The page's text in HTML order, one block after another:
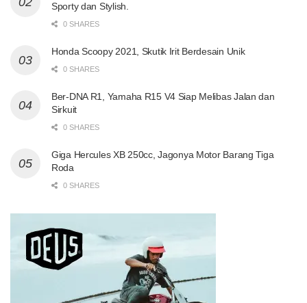
Sporty dan Stylish.
0 SHARES
Honda Scoopy 2021, Skutik Irit Berdesain Unik
0 SHARES
Ber-DNA R1, Yamaha R15 V4 Siap Melibas Jalan dan
Sirkuit
0 SHARES
Giga Hercules XB 250cc, Jagonya Motor Barang Tiga
Roda
0 SHARES